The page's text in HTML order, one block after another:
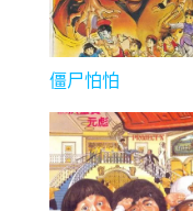
僵尸怕怕